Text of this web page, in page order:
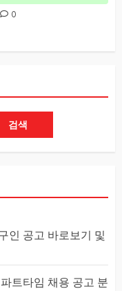
0
검색
인 공고 바로보기 및
트타임 채용 공고 분